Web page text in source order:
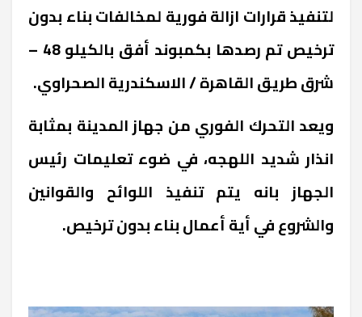
لتنفيذ قرارات ازالة فورية لمخالفات بناء بدون
ترخيص تم رصدها بكمبوند أفق بالكيلو 48 –
شرق طريق القاهرة / الاسكندرية الصحراوي.
ويعد التحرك الفوري من جهاز المدينة بمثابة
انذار شديد اللهجه، في ضوء تعليمات رئيس
الجهاز بانه يتم تنفيذ اللوائح والقوانين
والشروع في أية أعمال بناء بدون ترخيص.